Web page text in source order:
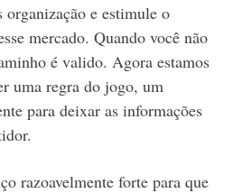
e estimule o
mercado. Quando você não
é valido. Agora estamos
uma regra do jogo, um
para deixar as informações
razoavelmente forte para que